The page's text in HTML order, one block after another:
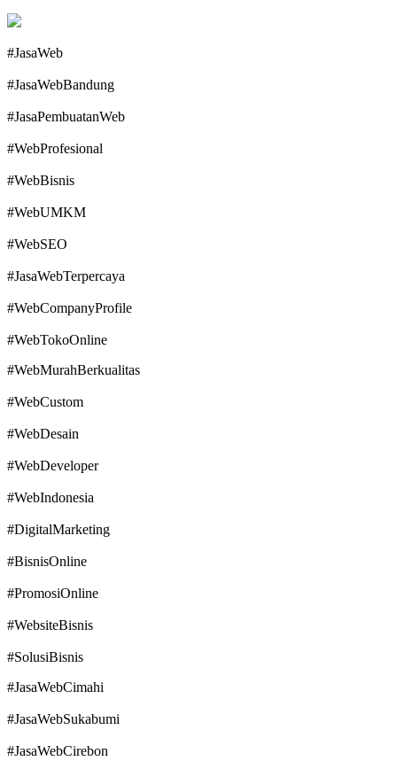
#JasaWeb
#JasaWebBandung
#JasaPembuatanWeb
#WebProfesional
#WebBisnis
#WebUMKM
#WebSEO
#JasaWebTerpercaya
#WebCompanyProfile
#WebTokoOnline
#WebMurahBerkualitas
#WebCustom
#WebDesain
#WebDeveloper
#WebIndonesia
#DigitalMarketing
#BisnisOnline
#PromosiOnline
#WebsiteBisnis
#SolusiBisnis
#JasaWebCimahi
#JasaWebSukabumi
#JasaWebCirebon